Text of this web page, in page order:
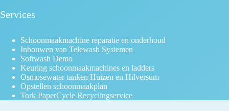
Services
Schoonmaakmachine reparatie en onderhoud
Inbouwen van Telewash Systemen
Softwash Demo
Keuring schoonmaakmachines en ladders
Osmosewater tanken Huizen en Hilversum
Opstellen schoonmaakplan
Tork PaperCycle Recyclingservice